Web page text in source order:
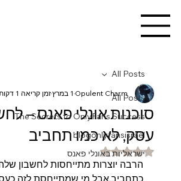
All Posts
The Secrets to OnlyFans Success
blogonlyfansisrael
ישראליות באונלי פאנס
All Posts
סוכנות אונלי פאנס –
עסק, לא כמו תחביב
Opulent Charm1 במרץ זמן קריאה 1 דקות
דירוג של NaN מתוך 5 כוכבים
הרבה יוצרות מתייחסות לחשבון
כתחביב.אבל מי שמתייחסת לזה